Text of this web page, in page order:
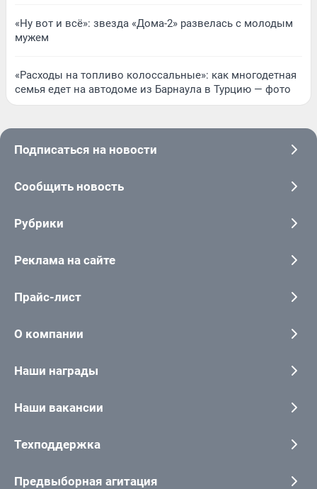
«Ну вот и всё»: звезда «Дома-2» развелась с молодым
мужем
«Расходы на топливо колоссальные»: как многодетная
семья едет на автодоме из Барнаула в Турцию — фото
Подписаться на новости
Сообщить новость
Рубрики
Реклама на сайте
Прайс-лист
О компании
Наши награды
Наши вакансии
Техподдержка
Предвыборная агитация